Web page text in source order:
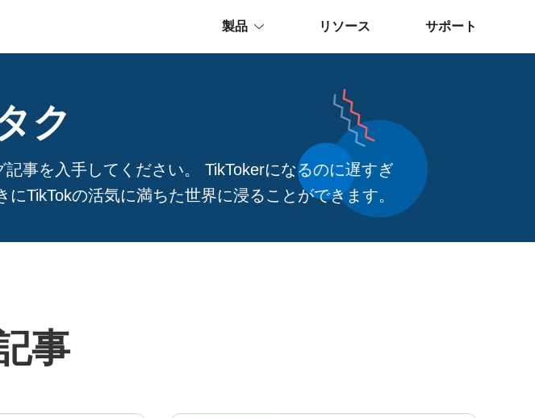
製品 リソース サポート
ク
事を入手してください。 TikTokerになるのに遅すぎ
TikTokの活気に満ちた世界に浸ることができます。
事